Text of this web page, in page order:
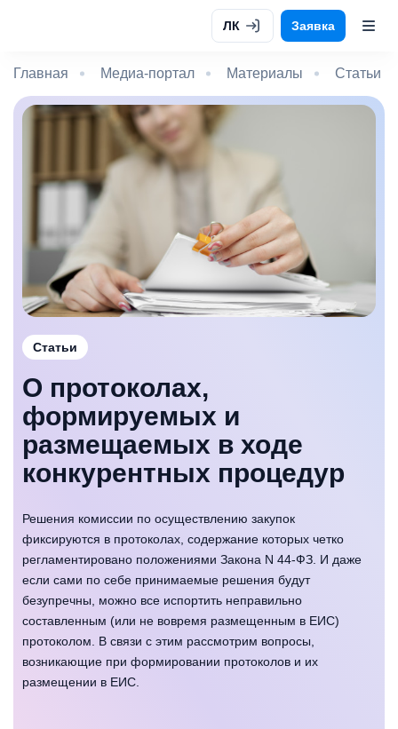
ЛК Заявка
Главная Медиа-портал Материалы Статьи
Статьи
О протоколах,
формируемых и
размещаемых в ходе
конкурентных процедур
Решения комиссии по осуществлению закупок
фиксируются в протоколах, содержание которых четко
регламентировано положениями Закона N 44-ФЗ. И даже
если сами по себе принимаемые решения будут
безупречны, можно все испортить неправильно
составленным (или не вовремя размещенным в ЕИС)
протоколом. В связи с этим рассмотрим вопросы,
возникающие при формировании протоколов и их
размещении в ЕИС.